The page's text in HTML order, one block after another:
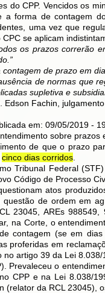
do CPP. Vencidos os
a forma de contagem
uma vez que
se aplicam
os prazos correrão
contagem de prazo em
de normas que
supletiva e
Edson Fachin,
em: 09/05/2019 -
sobre prazos
de que o prazo
cinco dias corridos
Tribunal Federal
Código de Processo
atos
questão de ordem em
23045, AREs
na Corte, o
contagem (se em
proferidas em
no artigo 39 da Lei
Prevaleceu o
CPP e na Lei 8.038/
(relator da RCL 23045),